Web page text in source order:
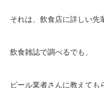
それは、飲食店に詳しい先
飲食雑誌で調べるでも、
ビール業者さんに教えても